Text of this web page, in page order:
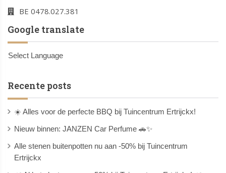
BE 0478.027.381
Google translate
Select Language
Recente posts
☀️ Alles voor de perfecte BBQ bij Tuincentrum Ertrijckx!
Nieuw binnen: JANZEN Car Perfume 🚗✨
Alle stenen buitenpotten nu aan -50% bij Tuincentrum
Ertrijckx